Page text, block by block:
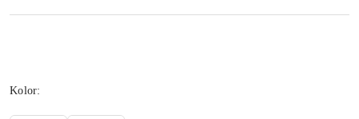
Wariant
Kolor: